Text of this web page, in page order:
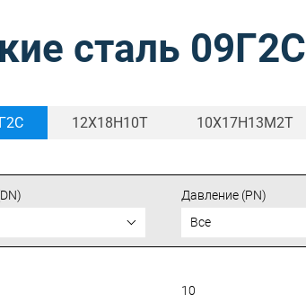
сталь 09Г2С
12Х18Н10Т 10Х17Н13М2Т
Давление (PN)
Все
10